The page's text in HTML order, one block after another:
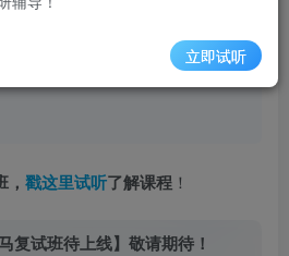
评论区尽情提问
开课中能有所收获，好好规划，
戳这里试听了解课程 ！
马复试班待上线】​敬请期待！
立即试听